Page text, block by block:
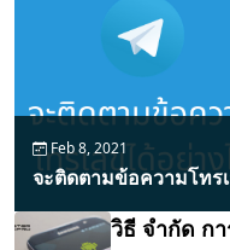
Feb 8, 2021
จะติดตามข้อความโทร
วิธี จำกัด ก